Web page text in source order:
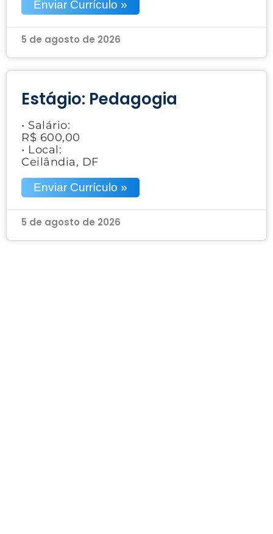
Enviar Currículo »
5 de agosto de 2026
Estágio: Pedagogia
• Salário:
R$ 600,00
• Local:
Ceilândia, DF
Enviar Currículo »
5 de agosto de 2026